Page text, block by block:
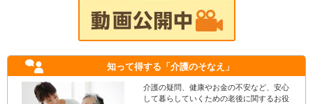
知って得する 「介護のそなえ」
介護の疑問、健康やお金の不安など、安心
して暮らしていくための老後に関するお役